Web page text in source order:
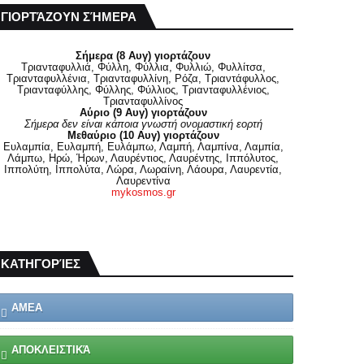
ΓΙΟΡΤΆΖΟΥΝ ΣΉΜΕΡΑ
Σήμερα (8 Αυγ) γιορτάζουν
Τριανταφυλλιά, Φύλλη, Φύλλια, Φυλλιώ, Φυλλίτσα,
Τριανταφυλλένια, Τριανταφυλλίνη, Ρόζα, Τριαντάφυλλος,
Τριανταφύλλης, Φύλλης, Φύλλιος, Τριανταφυλλένιος,
Τριανταφυλλίνος
Αύριο (9 Αυγ) γιορτάζουν
Σήμερα δεν είναι κάποια γνωστή ονομαστική εορτή
Μεθαύριο (10 Αυγ) γιορτάζουν
Ευλαμπία, Ευλαμπή, Ευλάμπω, Λαμπή, Λαμπίνα, Λαμπία,
Λάμπω, Ηρώ, Ήρων, Λαυρέντιος, Λαυρέντης, Ιππόλυτος,
Ιππολύτη, Ιππολύτα, Λώρα, Λωραίνη, Λάουρα, Λαυρεντία,
Λαυρεντίνα
mykosmos.gr
ΚΑΤΗΓΟΡΊΕΣ
ΑΜΕΑ
ΑΠΟΚΛΕΙΣΤΙΚΆ